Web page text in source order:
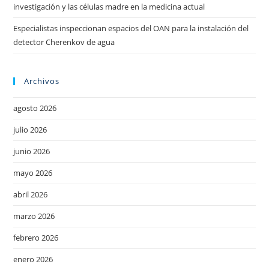
investigación y las células madre en la medicina actual
Especialistas inspeccionan espacios del OAN para la instalación del
detector Cherenkov de agua
Archivos
agosto 2026
julio 2026
junio 2026
mayo 2026
abril 2026
marzo 2026
febrero 2026
enero 2026